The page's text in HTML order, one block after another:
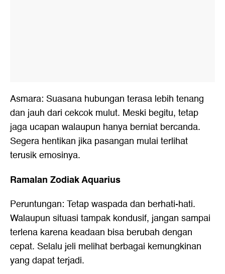
Asmara: Suasana hubungan terasa lebih tenang
dan jauh dari cekcok mulut. Meski begitu, tetap
jaga ucapan walaupun hanya berniat bercanda.
Segera hentikan jika pasangan mulai terlihat
terusik emosinya.
Ramalan Zodiak Aquarius
Peruntungan: Tetap waspada dan berhati-hati.
Walaupun situasi tampak kondusif, jangan sampai
terlena karena keadaan bisa berubah dengan
cepat. Selalu jeli melihat berbagai kemungkinan
yang dapat terjadi.